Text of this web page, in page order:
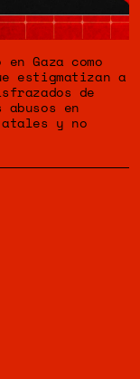
Gaza como
estigmatizan a
de
en
y no